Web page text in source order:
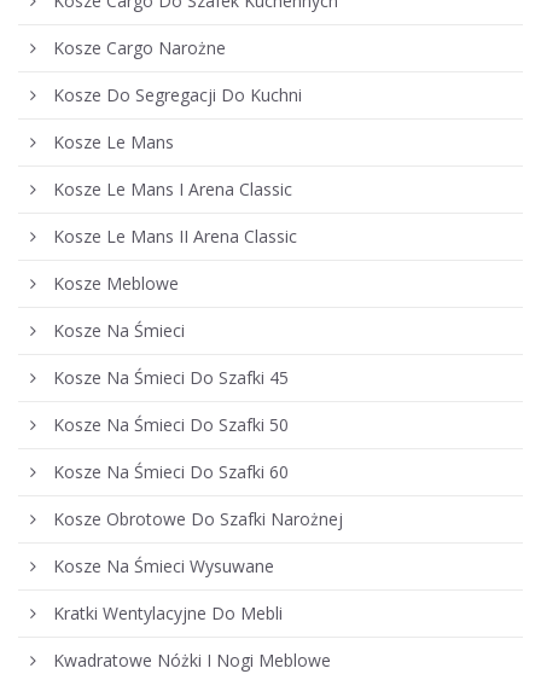
Kosze Cargo Narożne
Kosze Do Segregacji Do Kuchni
Kosze Le Mans
Kosze Le Mans I Arena Classic
Kosze Le Mans II Arena Classic
Kosze Meblowe
Kosze Na Śmieci
Kosze Na Śmieci Do Szafki 45
Kosze Na Śmieci Do Szafki 50
Kosze Na Śmieci Do Szafki 60
Kosze Obrotowe Do Szafki Narożnej
Kosze Na Śmieci Wysuwane
Kratki Wentylacyjne Do Mebli
Kwadratowe Nóżki I Nogi Meblowe